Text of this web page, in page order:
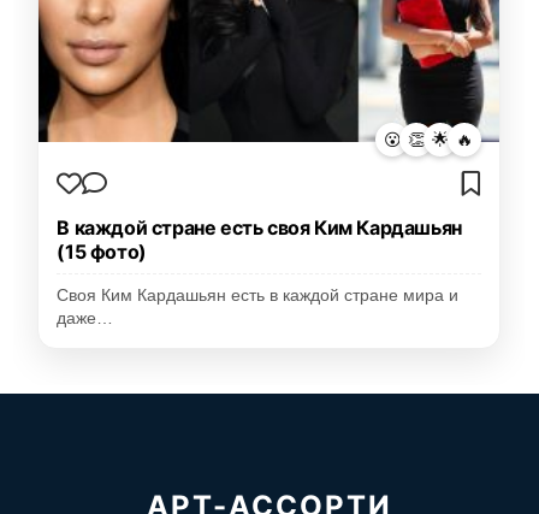
😮 👏 🌟 🔥
В каждой стране есть своя Ким Кардашьян
(15 фото)
Своя Ким Кардашьян есть в каждой стране мира и
даже…
АРТ-АССОРТИ